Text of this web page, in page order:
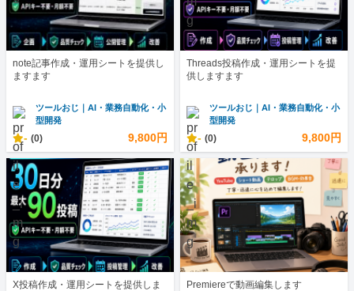
note記事作成・運用シートを提供し
ますます
ツールおじ｜AI・業務自動化・小
型開発
- (0) 9,800円
Threads投稿作成・運用シートを提
供しますます
ツールおじ｜AI・業務自動化・小
型開発
- (0) 9,800円
X投稿作成・運用シートを提供しま
Premiereで動画編集します